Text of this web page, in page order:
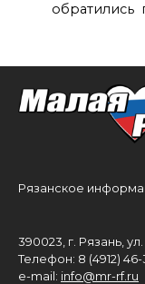
обратились
Рязанское
390023, г. Рязань,
Телефон: 8 (4912)
e-mail: info@mr-rf.ru